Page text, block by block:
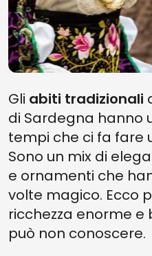
Gli abiti tradizionali
di Sardegna hanno
tempi che ci fa fare
Sono un mix di
e ornamenti che
volte magico. Ecco
ricchezza enorme e
può non conoscere.